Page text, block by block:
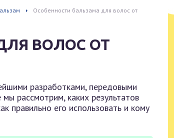
Особенности бальзама для волос от
ВОЛОС ОТ
разработками, передовыми
рассмотрим, каких результатов
правильно его использовать и кому